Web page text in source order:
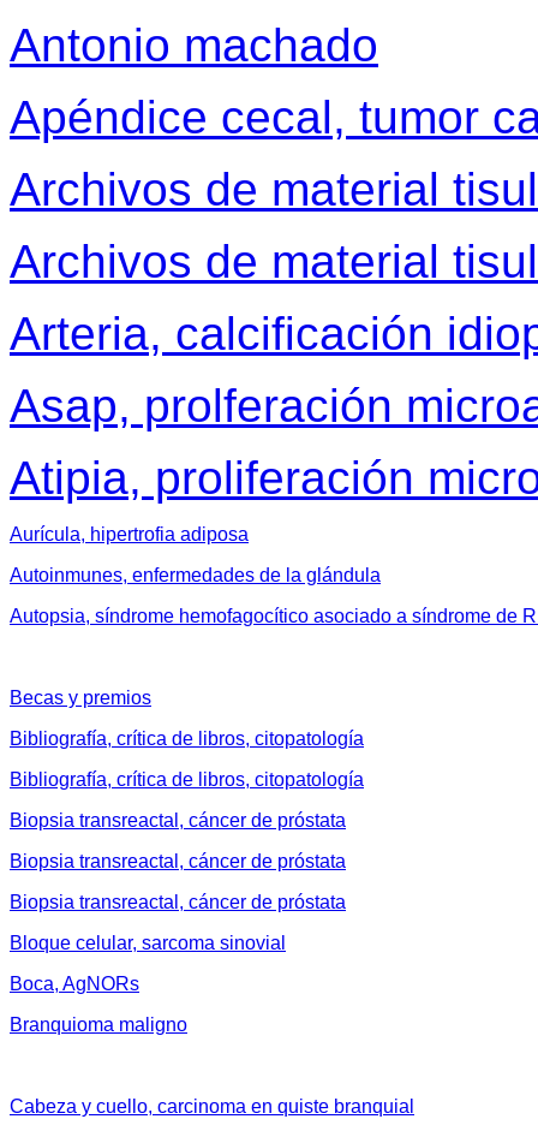
Antonio machado
Apéndice cecal, tumor
Archivos de material
Archivos de material
Arteria, calcificación
Asap, prolferación
Atipia, proliferación
Aurícula, hipertrofia adiposa
Autoinmunes, enfermedades de la glándula
Autopsia, síndrome hemofagocítico asociado a síndrome de
Becas y premios
Bibliografía, crítica de libros, citopatología
Bibliografía, crítica de libros, citopatología
Biopsia transreactal, cáncer de próstata
Biopsia transreactal, cáncer de próstata
Biopsia transreactal, cáncer de próstata
Bloque celular, sarcoma sinovial
Boca, AgNORs
Branquioma maligno
Cabeza y cuello, carcinoma en quiste branquial